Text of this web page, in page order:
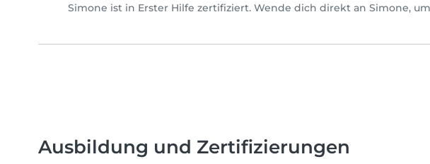
Simone ist in Erster Hilfe zertifiziert. Wende dich direkt an Simone,
Ausbildung und Zertifizierungen